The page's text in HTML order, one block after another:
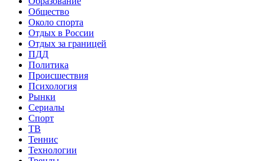
Общество
Около спорта
Отдых в России
Отдых за границей
ПДД
Политика
Происшествия
Психология
Рынки
Сериалы
Спорт
ТВ
Теннис
Технологии